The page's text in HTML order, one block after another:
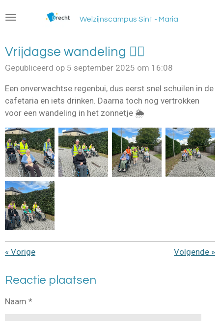
direct
de
hoofdinhoud
Welzijnscampus Sint - Maria
Vrijdagse wandeling 🚶‍♀️
Gepubliceerd op 5 september 2025 om 16:08
Een onverwachtse regenbui, dus eerst snel schuilen in de
cafetaria en iets drinken. Daarna toch nog vertrokken
voor een wandeling in het zonnetje 🌦️
« Vorige Volgende »
Reactie plaatsen
Naam *